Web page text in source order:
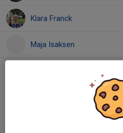
Klara Franck
Maja Isaksen